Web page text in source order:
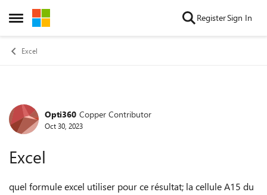
Open Side Menu
Skip to content RegisterSign In
Excel
Forum Discussion
Opti360 Copper Contributor
Oct 30, 2023
Excel
quel formule excel utiliser pour ce résultat; la cellule A15 du